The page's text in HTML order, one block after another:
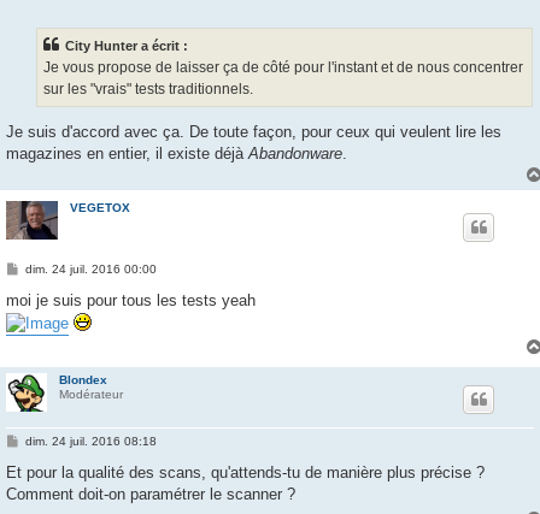
City Hunter a écrit :
Je vous propose de laisser ça de côté pour l'instant et de nous concentrer
sur les "vrais" tests traditionnels.
Je suis d'accord avec ça. De toute façon, pour ceux qui veulent lire les
magazines en entier, il existe déjàAbandonware.
VEGETOX
M
s
s
a
g
dim. 24 juil. 2016 00:00
moi je suis pour tous les tests yeah
Blondex
Modérateur
M
s
a
dim. 24 juil. 2016 08:18
Et pour la qualité des scans, qu'attends-tu de manière plus précise ?
Comment doit-on paramétrer le scanner ?